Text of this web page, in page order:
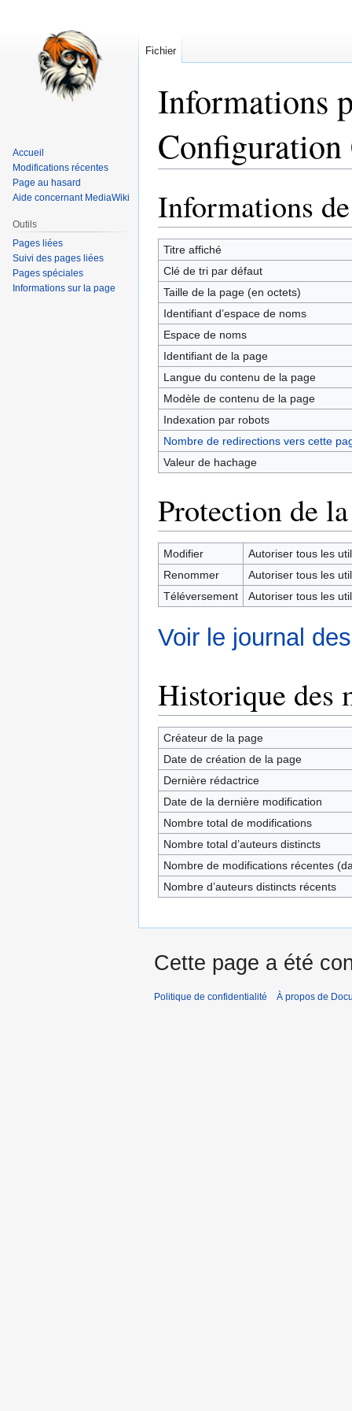
Informations
la
navigation
la
recherche
Informations
Titre affiché
Clé de tri par défaut
Taille de la page (en octets)
Identifiant dʼespace de noms
Espace de noms
Identifiant de la page
Langue du contenu de la page
Modèle de contenu de la page
Indexation par robots
Nombre de redirections vers cette
Valeur de hachage
Protection de
Modifier
Autoriser tous les
Renommer
Autoriser tous les
Téléversement
Autoriser tous les
Voir le journal
Historique des
Créateur de la page
Date de création de la page
Dernière rédactrice
Date de la dernière modification
Nombre total de modifications
Nombre total d’auteurs distincts
Nombre de modifications récentes
Nombre d’auteurs distincts récents
Fichier
Accueil
Modifications récentes
Page au hasard
Aide concernant MediaWiki
Outils
Pages liées
Suivi des pages liées
Pages spéciales
Informations sur la page
Cette page a été
Politique de confidentialité À propos de